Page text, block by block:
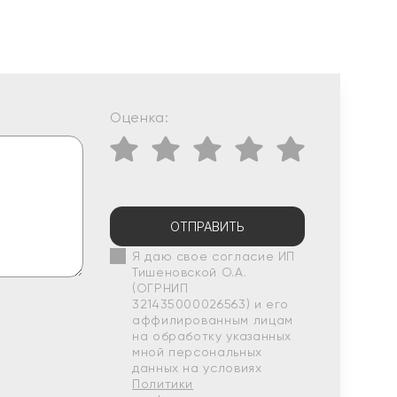
Оценка:
ОТПРАВИТЬ
Я даю свое согласие ИП
Тишеновской О.А.
(ОГРНИП
321435000026563) и его
аффилированным лицам
на обработку указанных
мной персональных
данных на условиях
Политики